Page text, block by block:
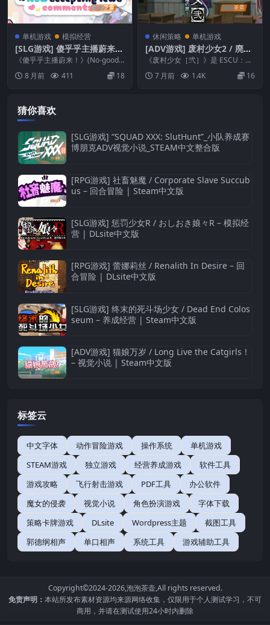
单机游戏 模拟经营
[SLG游戏] 傻乎乎主播蔚来！
/ No-good Streamer Mirai
-chan – 模拟经营 | Steam
中文版
《傻乎乎主播蔚来！》(No-good S
treamer Mirai-chan)是...
8 月前 411 18
休闲策略 单机游戏
[ADV游戏] 废村少女2 / 廃村
少女［弐］ – 废村视觉小说 |
PC中文版
《废村少女［弐］》是 ESCU：DE
的废村 ADV 续作。大学生川仓黎
一重返心...
7 月前 1.4K 16
猜你喜欢
[SLG游戏] “SQUAD XXX: SlutHunt”_小队养成赛
博朋克ADV视觉小说_STEAM中文整合版
[RPG游戏] 社畜魅魔 / Corporate Slave Succub
us – 回合冒险 | Steam中文版
[SLG游戏] 惩罚少女R / おしおき娘々R – 模拟经
营 | DLsite中文版
[RPG游戏] 蕾娜莉丝 / Renalith In Desire – 回
合冒险 | DLsite中文版
[SLG游戏] 终末的死斗场少女 / Dead End Colos
seum – 养成经营 | Steam中文版
[ADV游戏] 猫娘万岁 / Long Live the Catgirls！
– 视觉小说 | Steam中文版
标签云
中文字体 动作冒险游戏 操作系统
单机游戏
STEAM游戏
独立游戏 经营养成游戏
软件工具
游戏攻略
飞行射击游戏 PDF工具
办公软件
魔女的侵袭
视觉小说 角色扮演游戏
字体下载
策略卡牌游戏
DLsite Wordpress主题
截图工具
郭德纲相声
单口相声 系统工具 游戏辅助工具
Copyright©2024-2026,泡泡茶壶,All rights reserved.
免责声明： 本站所发布素材资源均来源网络收集，仅限用于个人测试学习，不可
商用，并请在测试使用24小时内删除